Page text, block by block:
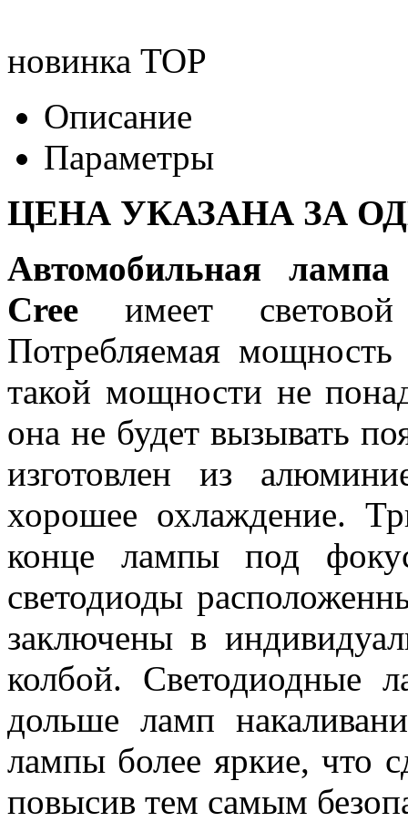
новинка TOP
Описание
Параметры
ЦЕНА УКАЗАНА ЗА
Автомобильная
Creeимеет
Потребляемая
такой мощности не
она не будет вызывать
изготовлен из
хорошее охлаждение.
конце лампы под
светодиоды
заключены в
колбой. Светодиодные
дольше ламп
лампы более яркие, что
повысив тем самым